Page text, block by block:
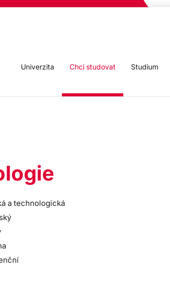
Univerzita Chci studovat Studium
a technologická